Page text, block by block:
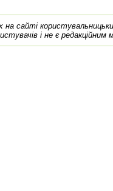
на сайті
і не є редакційним